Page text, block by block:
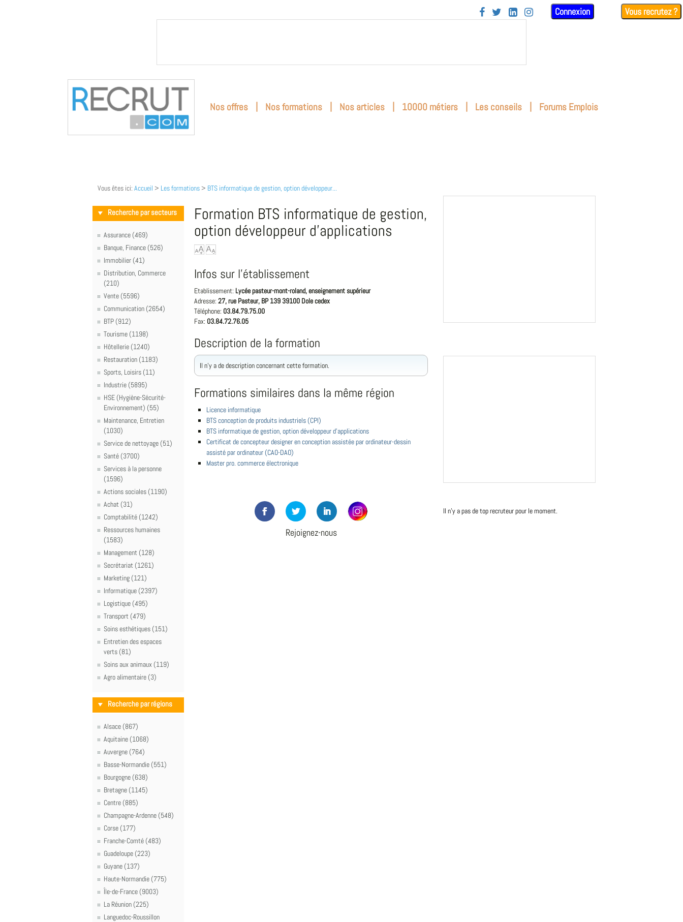
    Connexion Vous recrutez ?
Nos offres | Nos formations | Nos articles | 10000 métiers | Les conseils | Forums Emplois
Vous êtes ici: Accueil > Les formations > BTS informatique de gestion, option développeur...
Recherche par secteurs
Assurance (469)
Banque, Finance (526)
Immobilier (41)
Distribution, Commerce
(210)
Vente (5596)
Communication (2654)
BTP (912)
Tourisme (1198)
Hôtellerie (1240)
Restauration (1183)
Sports, Loisirs (11)
Industrie (5895)
HSE (Hygiène-Sécurité-
Environnement) (55)
Maintenance, Entretien
(1030)
Service de nettoyage (51)
Santé (3700)
Services à la personne
(1596)
Actions sociales (1190)
Achat (31)
Comptabilité (1242)
Ressources humaines
(1583)
Management (128)
Secrétariat (1261)
Marketing (121)
Informatique (2397)
Logistique (495)
Transport (479)
Soins esthétiques (151)
Entretien des espaces
verts (81)
Soins aux animaux (119)
Agro alimentaire (3)
Recherche par régions
Alsace (867)
Aquitaine (1068)
Auvergne (764)
Basse-Normandie (551)
Bourgogne (638)
Bretagne (1145)
Centre (885)
Champagne-Ardenne (548)
Corse (177)
Franche-Comté (483)
Guadeloupe (223)
Guyane (137)
Haute-Normandie (775)
Île-de-France (9003)
La Réunion (225)
Languedoc-Roussillon
Formation BTS informatique de gestion,
option développeur d'applications
Infos sur l'établissement
Etablissement: Lycée pasteur-mont-roland, enseignement supérieur
Adresse: 27, rue Pasteur, BP 139 39100 Dole cedex
Téléphone: 03.84.79.75.00
Fax: 03.84.72.76.05
Description de la formation
Il n'y a de description concernant cette formation.
Formations similaires dans la même région
Licence informatique
BTS conception de produits industriels (CPI)
BTS informatique de gestion, option développeur d'applications
Certificat de concepteur designer en conception assistée par ordinateur-dessin
assisté par ordinateur (CAO-DAO)
Master pro. commerce électronique
Rejoignez-nous
Il n'y a pas de top recruteur pour le moment.